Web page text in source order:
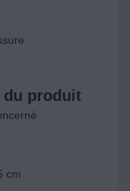
produit
cm